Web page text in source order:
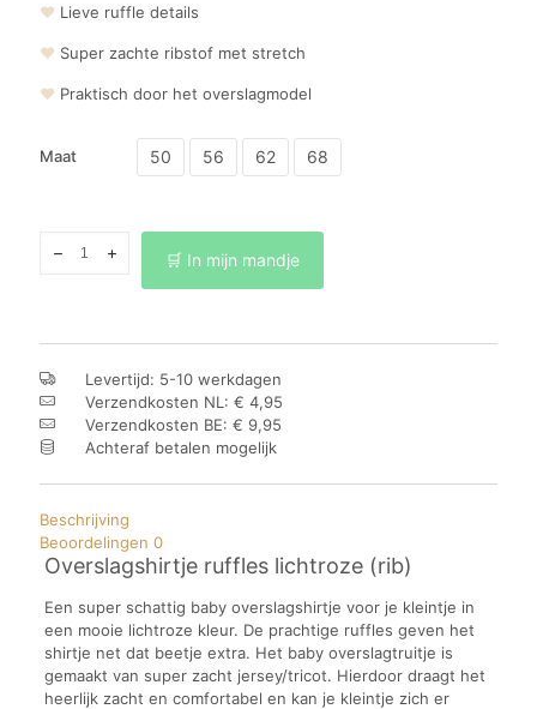
❤ Lieve ruffle details
❤ Super zachte ribstof met stretch
❤ Praktisch door het overslagmodel
Maat 50 56 62 68
ruffles
🛒 In mijn mandje
Levertijd: 5-10 werkdagen
Verzendkosten NL: € 4,95
Verzendkosten BE: € 9,95
Achteraf betalen mogelijk
Beschrijving
Beoordelingen 0
Overslagshirtje ruffles lichtroze (rib)
Een super schattig baby overslagshirtje voor je kleintje in
een mooie lichtroze kleur. De prachtige ruffles geven het
shirtje net dat beetje extra. Het baby overslagtruitje is
gemaakt van super zacht jersey/tricot. Hierdoor draagt het
heerlijk zacht en comfortabel en kan je kleintje zich er